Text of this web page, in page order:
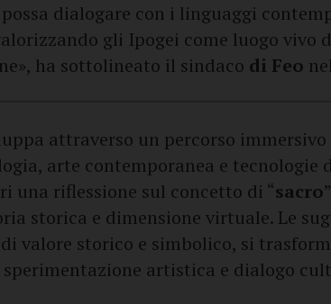
dialogare con i linguaggi
gli Ipogei come luogo vivo
ha sottolineato il sindaco di Feo
attraverso un percorso
arte contemporanea e tecnologie
una riflessione sul concetto di “sacro
storica e dimensione virtuale. Le
valore storico e simbolico, si
artistica e dialogo